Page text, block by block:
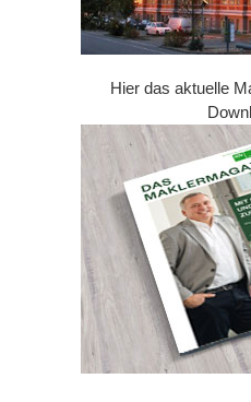
Hier das aktuelle